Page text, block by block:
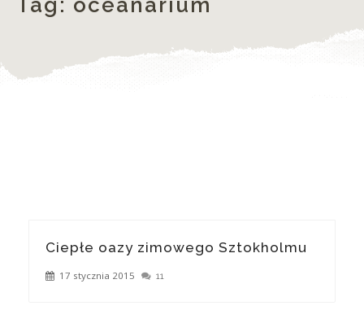
Tag: oceanarium
Ciepłe oazy zimowego Sztokholmu
17 stycznia 2015 11